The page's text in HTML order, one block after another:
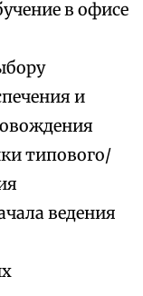
в офисе
и
типового/
ведения